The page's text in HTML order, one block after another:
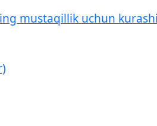
mustaqillik uchun